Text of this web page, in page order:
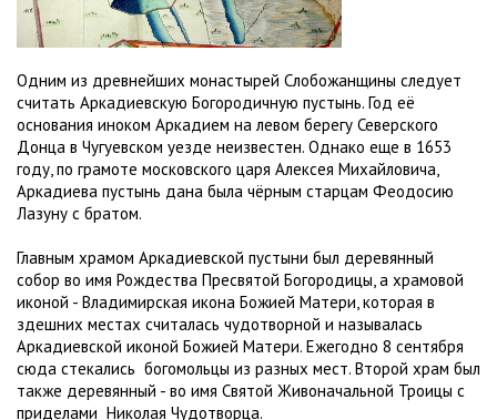
Одним из древнейших монастырей Слобожанщины следует
считать Аркадиевскую Богородичную пустынь. Год её
основания иноком Аркадием на левом берегу Северского
Донца в Чугуевском уезде неизвестен. Однако еще в 1653
году, по грамоте московского царя Алексея Михайловича,
Аркадиева пустынь дана была чёрным старцам Феодосию
Лазуну с братом.
Главным храмом Аркадиевской пустыни был деревянный
собор во имя Рождества Пресвятой Богородицы, а храмовой
иконой - Владимирская икона Божией Матери, которая в
здешних местах считалась чудотворной и называлась
Аркадиевской иконой Божией Матери. Ежегодно 8 сентября
сюда стекались богомольцы из разных мест. Второй храм был
также деревянный - во имя Святой Живоначальной Троицы с
приделами Николая Чудотворца.